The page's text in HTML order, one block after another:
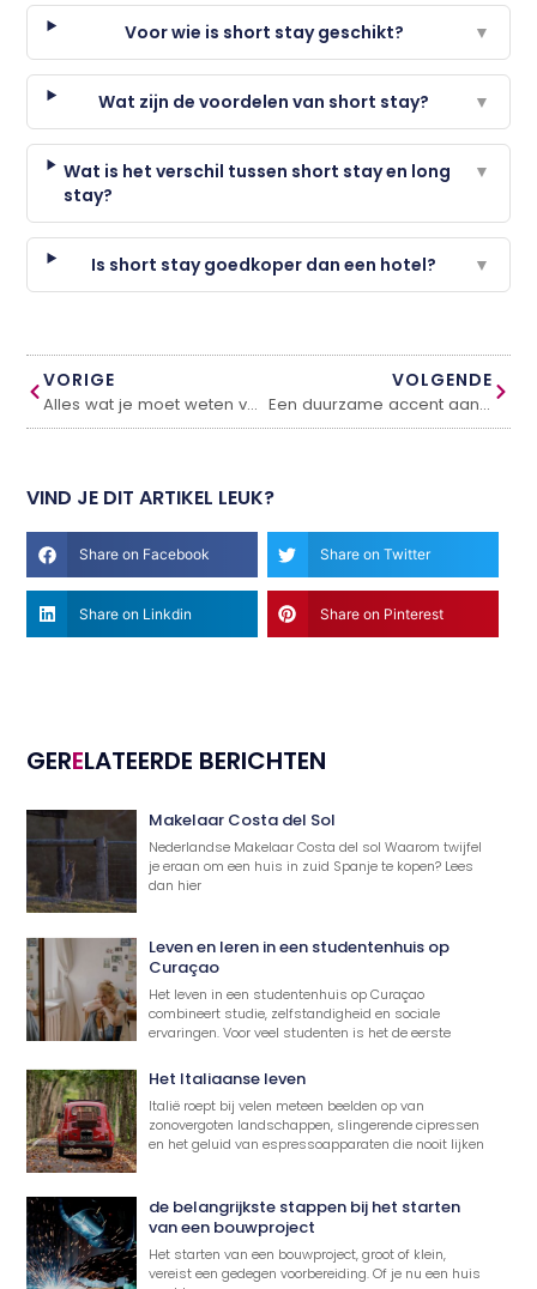
Voor wie is short stay geschikt? ▼
Wat zijn de voordelen van short stay? ▼
Wat is het verschil tussen short stay en long
stay?
▼
Is short stay goedkoper dan een hotel? ▼
VORIGE
Alles wat je moet weten voor je zonwering toevoegt aan je huis
VOLGENDE
Een duurzame accent aan je tuin: Cortenstaal kantopsluiting
VIND JE DIT ARTIKEL LEUK?
Share on Facebook Share on Twitter
Share on Linkdin Share on Pinterest
GERELATEERDE BERICHTEN
Makelaar Costa del Sol
Nederlandse Makelaar Costa del sol Waarom twijfel
je eraan om een huis in zuid Spanje te kopen? Lees
dan hier
Leven en leren in een studentenhuis op
Curaçao
Het leven in een studentenhuis op Curaçao
combineert studie, zelfstandigheid en sociale
ervaringen. Voor veel studenten is het de eerste
Het Italiaanse leven
Italië roept bij velen meteen beelden op van
zonovergoten landschappen, slingerende cipressen
en het geluid van espressoapparaten die nooit lijken
de belangrijkste stappen bij het starten
van een bouwproject
Het starten van een bouwproject, groot of klein,
vereist een gedegen voorbereiding. Of je nu een huis